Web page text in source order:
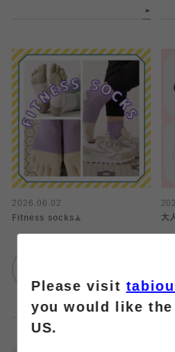
2026.06.02
Fitness socks🧘
大
Please visit
you would like
US.